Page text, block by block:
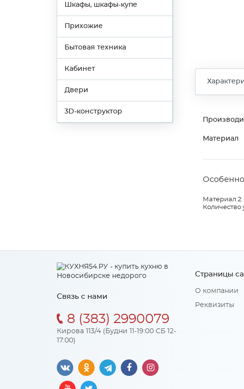
Шкафы, шкафы-купе
Прихожие
Бытовая техника
Кабинет
Двери
3D-конструктор
Материал
Материал 2:
Количество
Связь с нами
8 (383) 2990079
Кирова 113/4 (Будни 11-19:00 СБ 12-
17:00)
Страницы
О компании
Реквизиты